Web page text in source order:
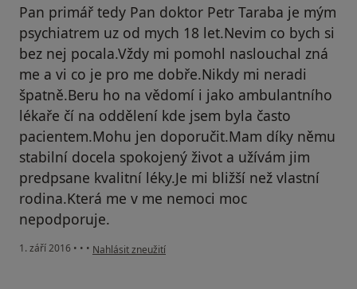
Pan primář tedy Pan doktor Petr Taraba je mým
psychiatrem uz od mych 18 let.Nevim co bych si
bez nej pocala.Vždy mi pomohl naslouchal zná
me a vi co je pro me dobře.Nikdy mi neradi
špatně.Beru ho na vědomí i jako ambulantního
lékaře čí na oddělení kde jsem byla často
pacientem.Mohu jen doporučit.Mam díky němu
stabilní docela spokojený život a užívám jim
predpsane kvalitní léky.Je mi bližší než vlastní
rodina.Která me v me nemoci moc
nepodporuje.
1. září 2016 • • • podle názoru uživatele Váš účet byl odstraněn
Nahlásit zneužití